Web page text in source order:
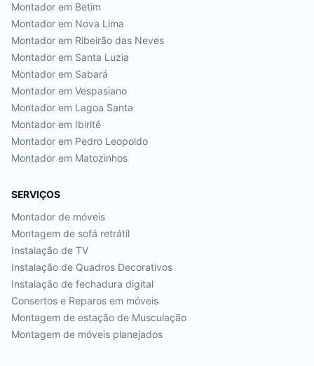
Montador em Betim
Montador em Nova Lima
Montador em Ribeirão das Neves
Montador em Santa Luzia
Montador em Sabará
Montador em Vespasiano
Montador em Lagoa Santa
Montador em Ibirité
Montador em Pedro Leopoldo
Montador em Matozinhos
SERVIÇOS
Montador de móveis
Montagem de sofá retrátil
Instalação de TV
Instalação de Quadros Decorativos
Instalação de fechadura digital
Consertos e Reparos em móveis
Montagem de estação de Musculação
Montagem de móveis planejados